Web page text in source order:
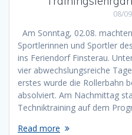
08/
Am Sonntag, 02.08.
Sportlerinnen und Sportler
ins Feriendorf Finsterau.
vier abwechslungsreiche
erstes wurde die Rollerbahn
absolviert. Am Nachmittag
Techniktraining auf dem
Read more